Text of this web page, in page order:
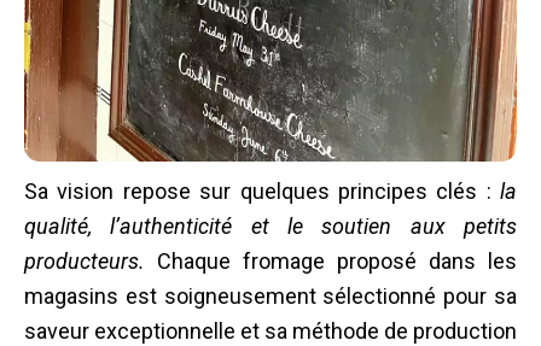
Sa vision repose sur quelques principes clés : la
qualité, l’authenticité et le soutien aux petits
producteurs. Chaque fromage proposé dans les
magasins est soigneusement sélectionné pour sa
saveur exceptionnelle et sa méthode de production